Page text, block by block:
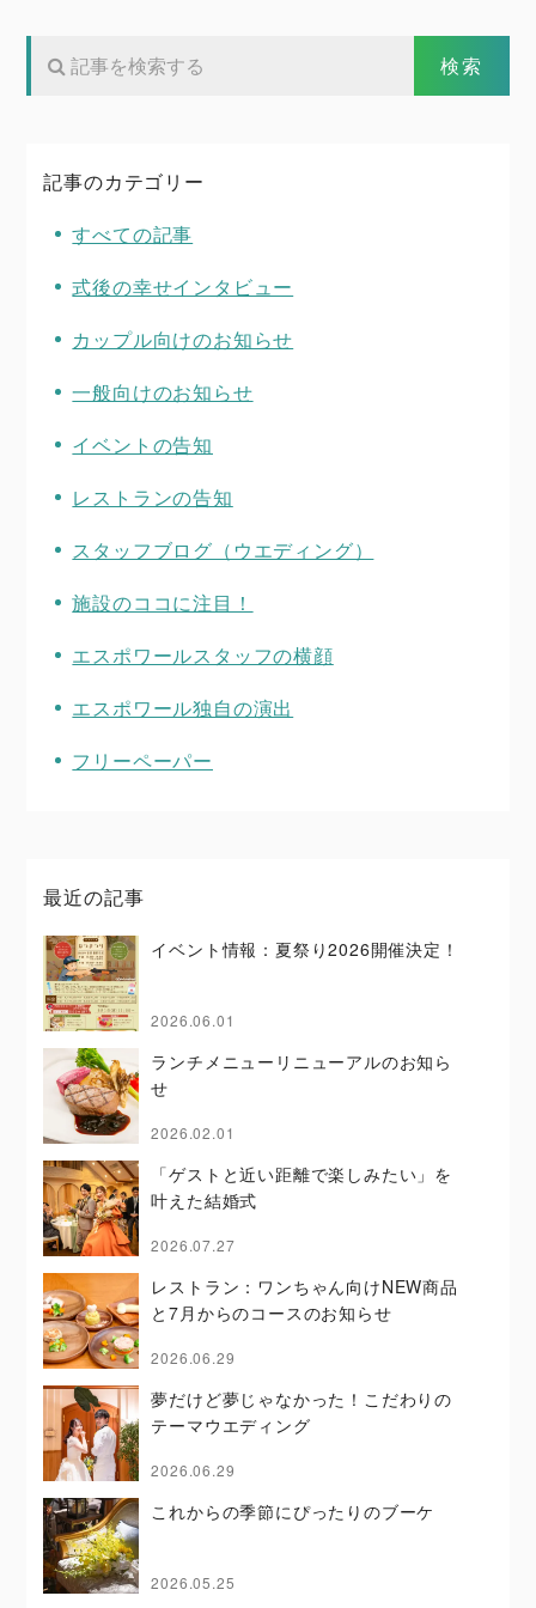
記事のカテゴリー
すべての記事
式後の幸せインタビュー
カップル向けのお知らせ
一般向けのお知らせ
イベントの告知
レストランの告知
スタッフブログ（ウエディング）
施設のココに注目！
エスポワールスタッフの横顔
エスポワール独自の演出
フリーペーパー
最近の記事
イベント情報：夏祭り2026開催決定！
2026.06.01
ランチメニューリニューアルのお知ら
せ
2026.02.01
「ゲストと近い距離で楽しみたい」を
叶えた結婚式
2026.07.27
レストラン：ワンちゃん向けNEW商品
と7月からのコースのお知らせ
2026.06.29
夢だけど夢じゃなかった！こだわりの
テーマウエディング
2026.06.29
これからの季節にぴったりのブーケ
2026.05.25